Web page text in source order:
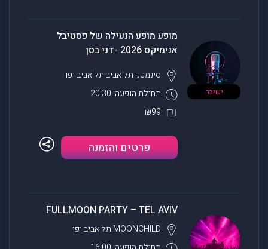
ישיבה
מופע מופע הנעילה של פסטיבל
אנימיקס 2026 -דני בסן
תחילת הופעה: 20:30
סינמטק תל אביבתל אביב יפו
₪99
פרטים והזמנה
FULLMOON PARTY – TEL AVIV
MOONCHILD תל אביב יפו